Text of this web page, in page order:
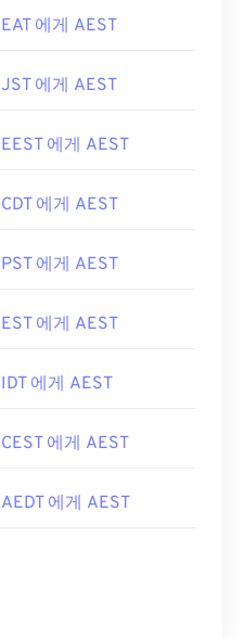
EAT 에게 AEST
JST 에게 AEST
EEST 에게 AEST
CDT 에게 AEST
PST 에게 AEST
EST 에게 AEST
IDT 에게 AEST
CEST 에게 AEST
AEDT 에게 AEST